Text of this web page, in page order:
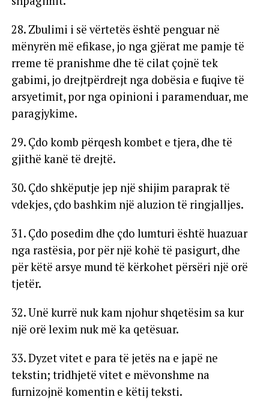
28. Zbulimi i së vërtetës është penguar në
mënyrën më efikase, jo nga gjërat me pamje të
rreme të pranishme dhe të cilat çojnë tek
gabimi, jo drejtpërdrejt nga dobësia e fuqive të
arsyetimit, por nga opinioni i paramenduar, me
paragjykime.
29. Çdo komb përqesh kombet e tjera, dhe të
gjithë kanë të drejtë.
30. Çdo shkëputje jep një shijim paraprak të
vdekjes, çdo bashkim një aluzion të ringjalljes.
31. Çdo posedim dhe çdo lumturi është huazuar
nga rastësia, por për një kohë të pasigurt, dhe
për këtë arsye mund të kërkohet përsëri një orë
tjetër.
32. Unë kurrë nuk kam njohur shqetësim sa kur
një orë lexim nuk më ka qetësuar.
33. Dyzet vitet e para të jetës na e japë ne
tekstin; tridhjetë vitet e mëvonshme na
furnizojnë komentin e këtij teksti.